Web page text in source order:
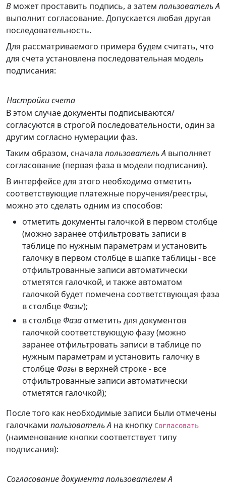
В может проставить подпись, а затем пользователь А
выполнит согласование. Допускается любая другая
последовательность.
Для рассматриваемого примера будем считать, что
для счета установлена последовательная модель
подписания:
Настройки счета
В этом случае документы подписываются/
согласуются в строгой последовательности, один за
другим согласно нумерации фаз.
Таким образом, сначала пользователь А выполняет
согласование (первая фаза в модели подписания).
В интерфейсе для этого необходимо отметить
соответствующие платежные поручения/реестры,
можно это сделать одним из способов:
отметить документы галочкой в первом столбце
(можно заранее отфильтровать записи в
таблице по нужным параметрам и установить
галочку в первом столбце в шапке таблицы - все
отфильтрованные записи автоматически
отметятся галочкой, и также автоматом
галочкой будет помечена соответствующая фаза
в столбце Фазы);
в столбце Фаза отметить для документов
галочкой соответствующую фазу (можно
заранее отфильтровать записи в таблице по
нужным параметрам и установить галочку в
столбце Фазы в верхней строке - все
отфильтрованные записи автоматически
отметятся галочкой);
После того как необходимые записи были отмечены
галочками пользователь А на кнопку Согласовать
(наименование кнопки соответствует типу
подписания):
Согласование документа пользователем А